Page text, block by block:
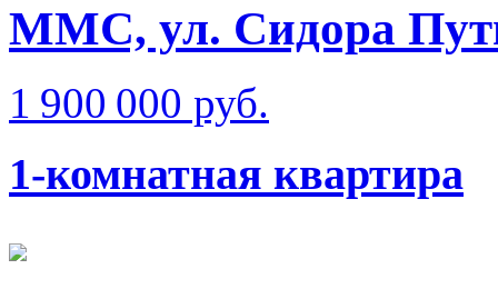
ММС, ул. Сидора
1 900 000 руб.
1-комнатная квартира